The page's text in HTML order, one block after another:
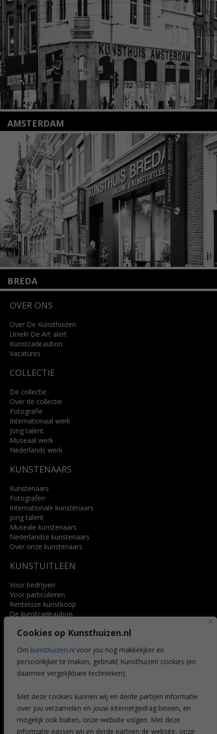
Cookies op Kunsthuizen.nl
Om kunsthuizen.nl voor jou nog makkelijker en
persoonlijker te maken, gebruikt Kunsthuizen cookies (en
daarmee vergelijkbare technieken).
Met deze cookies kunnen wij en derde partijen informatie
over jou verzamelen en jouw internetgedrag binnen, en
mogelijk ook buiten, onze website volgen. Met deze
informatie passen wij en derde partijen de website, onze
info@kunsthuisleiden.nl
Lees meer
AMSTERDAM
Amstelveenseweg 135
1075 VX Amsterdam
+31 (0)20 2332546
info@kunsthuisamsterdam.nl
Lees meer
BREDA
4818 SB Breda
info@kunsthuisbreda.nl
Lees meer
OVER ONS
Over De Kunsthuizen
Uniek! De Art alert
Kunstcadeaubon
Vacatures
COLLECTIE
De collectie
Over de collectie
Fotografie
Internationaal werk
Jong talent
Museaal werk
Nederlands werk
KUNSTENAARS
Kunstenaars
Fotografen
Internationale kunstenaars
Jong talent
Museale kunstenaars
Nederlandse kunstenaars
Over onze kunstenaars
KUNSTUITLEEN
Voor bedrijven
Voor particulieren
Renteloze kunstkoop
De kunstcadeaubon
Voordelen
Veelgestelde vragen
CONTACT
Leiden
Amsterdam
Breda
Favorieten